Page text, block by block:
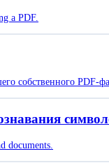
a PDF.
собственного PDF-
documents.